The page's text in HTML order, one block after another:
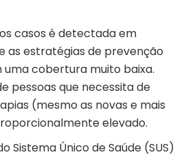
casos é detectada em
as estratégias de prevenção
cobertura muito baixa.
pessoas que necessita de
(mesmo as novas e mais
elevado.
Sistema Único de Saúde (SUS)